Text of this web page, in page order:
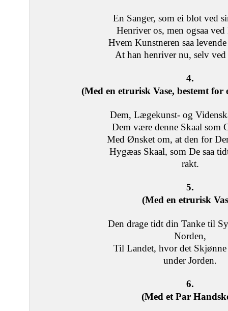
En Sanger, som ei blot ved
Henriver os, men ogsaa
Hvem Kunstneren saa
At han henriver nu, selv
4.
(Med en etrurisk Vase, bestemt
Dem, Lægekunst- og
Dem være denne Skaal som
Med Ønsket om, at den for
Hygæas Skaal, som De saa
rakt.
5.
(Med en etrurisk
Den drage tidt din Tanke til
Norden,
Til Landet, hvor det
under Jorden.
6.
(Med et Par